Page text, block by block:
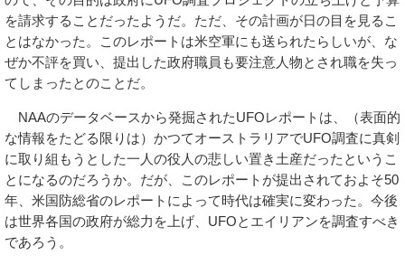
を請求することだったようだ。ただ、その計画が日の目を見るこ
とはなかった。このレポートは米空軍にも送られたらしいが、な
ぜか不評を買い、提出した政府職員も要注意人物とされ職を失っ
てしまったとのことだ。
NAAのデータベースから発掘されたUFOレポートは、（表面的
な情報をたどる限りは）かつてオーストラリアでUFO調査に真剣
に取り組もうとした一人の役人の悲しい置き土産だったというこ
とになるのだろうか。だが、このレポートが提出されておよそ50
年、米国防総省のレポートによって時代は確実に変わった。今後
は世界各国の政府が総力を上げ、UFOとエイリアンを調査すべき
であろう。